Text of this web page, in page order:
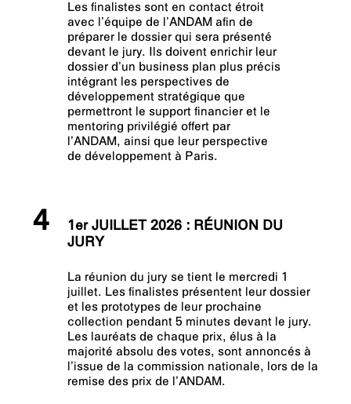
Les finalistes sont en contact étroit
avec l’équipe de l’ANDAM afin de
préparer le dossier qui sera présenté
devant le jury. Ils doivent enrichir leur
dossier d’un business plan plus précis
intégrant les perspectives de
développement stratégique que
permettront le support financier et le
mentoring privilégié offert par
l’ANDAM, ainsi que leur perspective
de développement à Paris.
4
1er JUILLET 2026 : RÉUNION DU
JURY
La réunion du jury se tient le mercredi 1
juillet. Les finalistes présentent leur dossier
et les prototypes de leur prochaine
collection pendant 5 minutes devant le jury.
Les lauréats de chaque prix, élus à la
majorité absolu des votes, sont annoncés à
l’issue de la commission nationale, lors de la
remise des prix de l’ANDAM.